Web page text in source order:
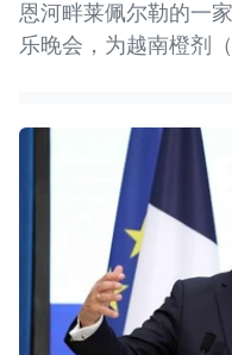
恩河畔莱佩尔勒的一
乐晚会，为越南橙剂